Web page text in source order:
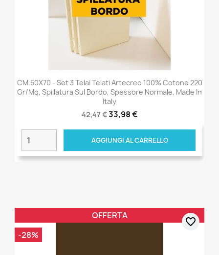
CM.50X70 - Set 3 Telai Telati Artecreo 100% Cotone 220
Gr/mq, Spillatura Sul Bordo, Spessore Normale, Made In
Italy
42,47 €33,98 €
AGGIUNGI AL CARRELLO
OFFERTA
-28%
favorite_border